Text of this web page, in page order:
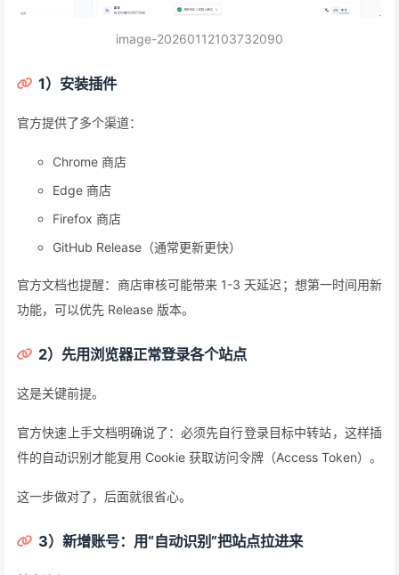
image-20260112103732090
1）安装插件
官方提供了多个渠道：
Chrome 商店
Edge 商店
Firefox 商店
GitHub Release（通常更新更快）
官方文档也提醒：商店审核可能带来 1-3 天延迟；想第一时间用新
功能，可以优先 Release 版本。
2）先用浏览器正常登录各个站点
这是关键前提。
官方快速上手文档明确说了：必须先自行登录目标中转站，这样插
件的自动识别才能复用 Cookie 获取访问令牌（Access Token）。
这一步做对了，后面就很省心。
3）新增账号：用“自动识别”把站点拉进来